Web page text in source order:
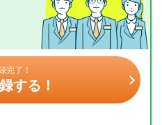
完了！
する！